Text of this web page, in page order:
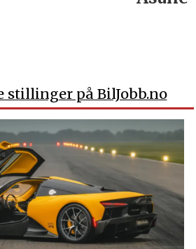
stillinger på BilJobb.no